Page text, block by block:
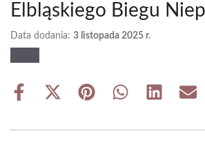
Elbląskiego Biegu
Data dodania: 3 listopada 2025 r.
Share
Share
(Twitter)
Share Share Share